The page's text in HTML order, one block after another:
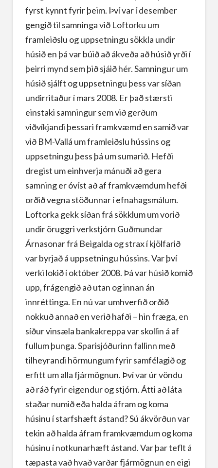
fyrst kynnt fyrir þeim. Því var í desember
gengið til samninga við Loftorku um
framleiðslu og uppsetningu sökkla undir
húsið en þá var búið að ákveða að húsið yrði í
þeirri mynd sem þið sjáið hér. Samningur um
húsið sjálft og uppsetningu þess var síðan
undirritaður í mars 2008. Er það stærsti
einstaki samningur sem við gerðum
viðvíkjandi þessari framkvæmd en samið var
við BM-Vallá um framleiðslu hússins og
uppsetningu þess þá um sumarið. Hefði
dregist um einhverja mánuði að gera
samning er óvíst að af framkvæmdum hefði
orðið vegna stöðunnar í efnahagsmálum.
Loftorka gekk síðan frá sökklum um vorið
undir öruggri verkstjórn Guðmundar
Árnasonar frá Beigalda og strax í kjölfarið
var byrjað á uppsetningu hússins. Var því
verki lokið í október 2008. Þá var húsið komið
upp, frágengið að utan og innan án
innréttinga. En nú var umhverfið orðið
nokkuð annað en verið hafði – hin fræga, en
síður vinsæla bankakreppa var skollin á af
fullum þunga. Sparisjóðurinn fallinn með
tilheyrandi hörmungum fyrir samfélagið og
erfitt um alla fjármögnun. Því var úr vöndu
að ráð fyrir eigendur og stjórn. Átti að láta
staðar numið eða halda áfram og koma
húsinu í starfshæft ástand? Sú ákvörðun var
tekin að halda áfram framkvæmdum og koma
húsinu í notkunarhæft ástand. Var þar teflt á
tæpasta vað hvað varðar fjármögnun en eigi